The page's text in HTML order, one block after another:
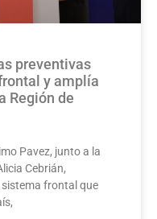
preventivas
y amplía
Región de
Pavez, junto a la
Cebrián,
frontal que